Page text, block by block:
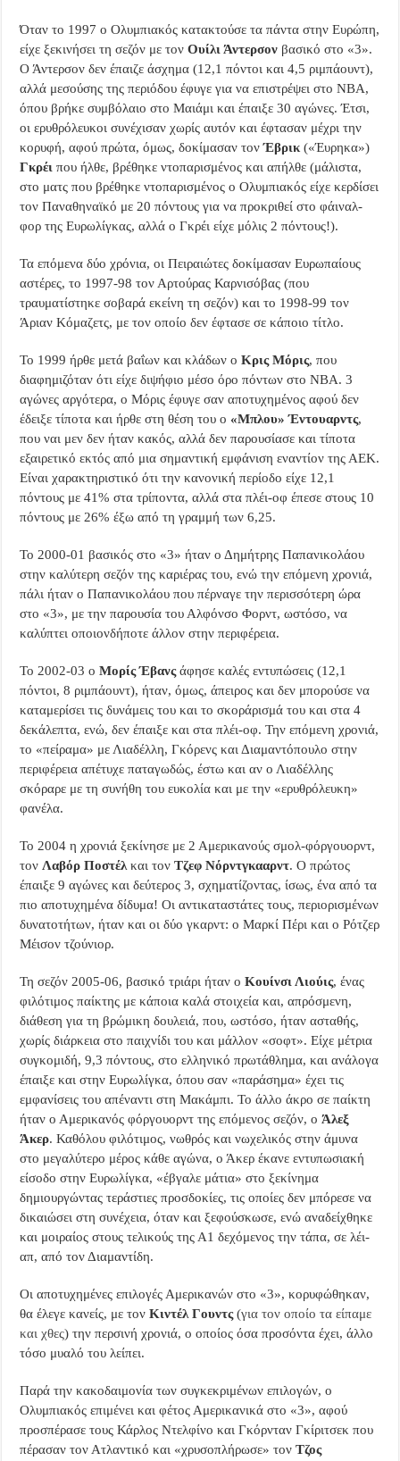
Όταν το 1997 ο Ολυμπιακός κατακτούσε τα πάντα στην Ευρώπη,
είχε ξεκινήσει τη σεζόν με τονΟυίλι Άντερσον βασικό στο «3».
Ο Άντερσον δεν έπαιζε άσχημα (12,1 πόντοι και 4,5 ριμπάουντ),
αλλά μεσούσης της περιόδου έφυγε για να επιστρέψει στο NBA,
όπου βρήκε συμβόλαιο στο Μαιάμι και έπαιξε 30 αγώνες. Έτσι,
οι ερυθρόλευκοι συνέχισαν χωρίς αυτόν και έφτασαν μέχρι την
κορυφή, αφού πρώτα, όμως, δοκίμασαν τονΈβρικ («Έυρηκα»)
Γκρέι που ήλθε, βρέθηκε ντοπαρισμένος και απήλθε (μάλιστα,
στο ματς που βρέθηκε ντοπαρισμένος ο Ολυμπιακός είχε κερδίσει
τον Παναθηναϊκό με 20 πόντους για να προκριθεί στο φάιναλ-
φορ της Ευρωλίγκας, αλλά ο Γκρέι είχε μόλις 2 πόντους!).
Τα επόμενα δύο χρόνια, οι Πειραιώτες δοκίμασαν Ευρωπαίους
αστέρες, το 1997-98 τον Αρτούρας Καρνισόβας (που
τραυματίστηκε σοβαρά εκείνη τη σεζόν) και το 1998-99 τον
Άριαν Κόμαζετς, με τον οποίο δεν έφτασε σε κάποιο τίτλο.
Το 1999 ήρθε μετά βαΐων και κλάδων οΚρις Μόρις, που
διαφημιζόταν ότι είχε διψήφιο μέσο όρο πόντων στο NBA. 3
αγώνες αργότερα, ο Μόρις έφυγε σαν αποτυχημένος αφού δεν
έδειξε τίποτα και ήρθε στη θέση του ο «Μπλου» Έντουαρντς,
που ναι μεν δεν ήταν κακός, αλλά δεν παρουσίασε και τίποτα
εξαιρετικό εκτός από μια σημαντική εμφάνιση εναντίον της ΑΕΚ.
Είναι χαρακτηριστικό ότι την κανονική περίοδο είχε 12,1
πόντους με 41% στα τρίποντα, αλλά στα πλέι-οφ έπεσε στους 10
πόντους με 26% έξω από τη γραμμή των 6,25.
Το 2000-01 βασικός στο «3» ήταν ο Δημήτρης Παπανικολάου
στην καλύτερη σεζόν της καριέρας του, ενώ την επόμενη χρονιά,
πάλι ήταν ο Παπανικολάου που πέρναγε την περισσότερη ώρα
στο «3», με την παρουσία του Αλφόνσο Φορντ, ωστόσο, να
καλύπτει οποιονδήποτε άλλον στην περιφέρεια.
Το 2002-03 οΜορίς Έβανςάφησε καλές εντυπώσεις (12,1
πόντοι, 8 ριμπάουντ), ήταν, όμως, άπειρος και δεν μπορούσε να
καταμερίσει τις δυνάμεις του και το σκοράρισμά του και στα 4
δεκάλεπτα, ενώ, δεν έπαιξε και στα πλέι-οφ. Την επόμενη χρονιά,
το «πείραμα» με Λιαδέλλη, Γκόρενς και Διαμαντόπουλο στην
περιφέρεια απέτυχε παταγωδώς, έστω και αν ο Λιαδέλλης
σκόραρε με τη συνήθη του ευκολία και με την «ερυθρόλευκη»
φανέλα.
Το 2004 η χρονιά ξεκίνησε με 2 Αμερικανούς σμολ-φόργουορντ,
τον Λαβόρ Ποστέλκαι τονΤζεφ Νόρντγκααρντ. Ο πρώτος
έπαιξε 9 αγώνες και δεύτερος 3, σχηματίζοντας, ίσως, ένα από τα
πιο αποτυχημένα δίδυμα! Οι αντικαταστάτες τους, περιορισμένων
δυνατοτήτων, ήταν και οι δύο γκαρντ: ο Μαρκί Πέρι και ο Ρότζερ
Μέισον τζούνιορ.
Τη σεζόν 2005-06, βασικό τριάρι ήταν οΚουίνσι Λιούις, ένας
φιλότιμος παίκτης με κάποια καλά στοιχεία και, απρόσμενη,
διάθεση για τη βρώμικη δουλειά, που, ωστόσο, ήταν ασταθής,
χωρίς διάρκεια στο παιχνίδι του και μάλλον «σοφτ». Είχε μέτρια
συγκομιδή, 9,3 πόντους, στο ελληνικό πρωτάθλημα, και ανάλογα
έπαιξε και στην Ευρωλίγκα, όπου σαν «παράσημα» έχει τις
εμφανίσεις του απέναντι στη Μακάμπι. Το άλλο άκρο σε παίκτη
ήταν ο Αμερικανός φόργουορντ της επόμενος σεζόν, οΆλεξ
Άκερ. Καθόλου φιλότιμος, νωθρός και νωχελικός στην άμυνα
στο μεγαλύτερο μέρος κάθε αγώνα, ο Άκερ έκανε εντυπωσιακή
είσοδο στην Ευρωλίγκα, «έβγαλε μάτια» στο ξεκίνημα
δημιουργώντας τεράστιες προσδοκίες, τις οποίες δεν μπόρεσε να
δικαιώσει στη συνέχεια, όταν και ξεφούσκωσε, ενώ αναδείχθηκε
και μοιραίος στους τελικούς της Α1 δεχόμενος την τάπα, σε λέι-
απ, από τον Διαμαντίδη.
Οι αποτυχημένες επιλογές Αμερικανών στο «3», κορυφώθηκαν,
θα έλεγε κανείς, με τονΚιντέλ Γουντς(για τον οποίo τα είπαμε
και χθες) την περσινή χρονιά, ο οποίος όσα προσόντα έχει, άλλο
τόσο μυαλό του λείπει.
Παρά την κακοδαιμονία των συγκεκριμένων επιλογών, ο
Ολυμπιακός επιμένει και φέτος Αμερικανικά στο «3», αφού
προσπέρασε τους Κάρλος Ντελφίνο και Γκόρνταν Γκίριτσεκ που
πέρασαν τον Ατλαντικό και «χρυσοπλήρωσε» τονΤζος